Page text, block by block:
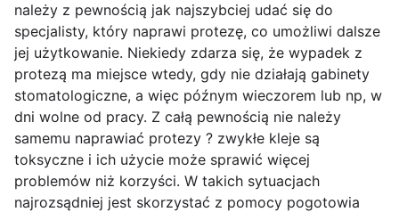
należy z pewnością jak najszybciej udać się do
specjalisty, który naprawi protezę, co umożliwi dalsze
jej użytkowanie. Niekiedy zdarza się, że wypadek z
protezą ma miejsce wtedy, gdy nie działają gabinety
stomatologiczne, a więc późnym wieczorem lub np, w
dni wolne od pracy. Z całą pewnością nie należy
samemu naprawiać protezy ? zwykłe kleje są
toksyczne i ich użycie może sprawić więcej
problemów niż korzyści. W takich sytuacjach
najrozsądniej jest skorzystać z pomocy pogotowia